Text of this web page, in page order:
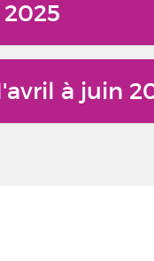
2025
à juin